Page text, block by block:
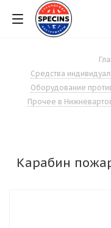
Средства
Оборудование
Прочее в
Карабин